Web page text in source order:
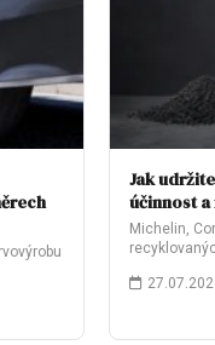
Jak
účinnost
Michelin,